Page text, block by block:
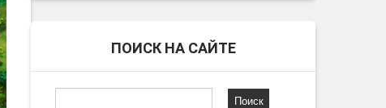
ПОИСК НА САЙТЕ